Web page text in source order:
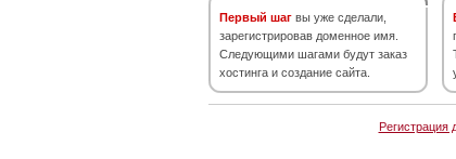
Первый шаг вы уже сделали,
зарегистрировав доменное имя.
Следующими шагами будут заказ
хостинга и создание сайта.
Регистрация